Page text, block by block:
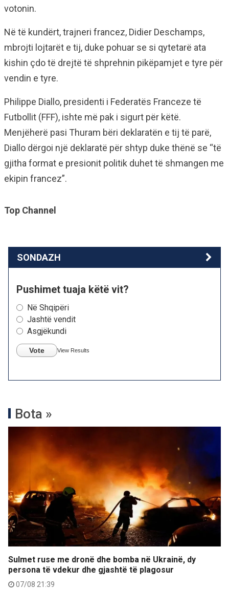
votonin.
Në të kundërt, trajneri francez, Didier Deschamps,
mbrojti lojtarët e tij, duke pohuar se si qytetarë ata
kishin çdo të drejtë të shprehnin pikëpamjet e tyre për
vendin e tyre.
Philippe Diallo, presidenti i Federatës Franceze të
Futbollit (FFF), ishte më pak i sigurt për këtë.
Menjëherë pasi Thuram bëri deklaratën e tij të parë,
Diallo dërgoi një deklaratë për shtyp duke thënë se “të
gjitha format e presionit politik duhet të shmangen me
ekipin francez”.
Top Channel
SONDAZH
Pushimet tuaja këtë vit?
Në Shqipëri
Jashtë vendit
Asgjëkundi
Vote View Results
Bota »
Sulmet ruse me dronë dhe bomba në Ukrainë, dy
persona të vdekur dhe gjashtë të plagosur
07/08 21:39